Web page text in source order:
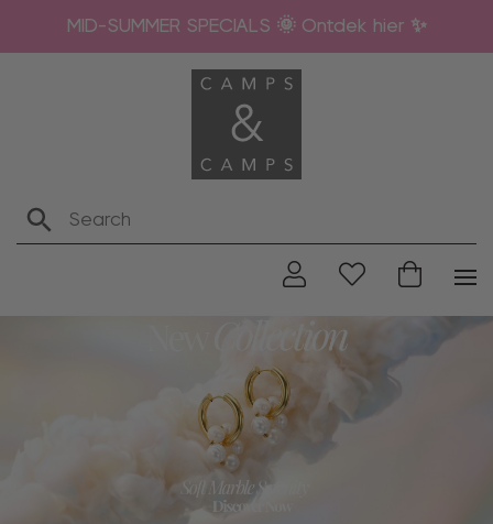
MID-SUMMER SPECIALS 🌞 Ontdek hier ✨